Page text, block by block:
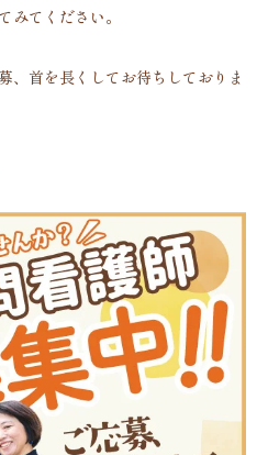
みてください。
、首を長くしてお待ちしておりま